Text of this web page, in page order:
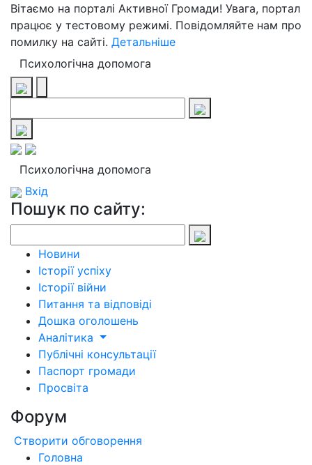
Вітаємо на порталі Активної Громади! Увага, портал
працює у тестовому режимі. Повідомляйте нам про
помилку на сайті. Детальніше
Психологічна допомога
Психологічна допомога
Вхід
Пошук по сайту:
Новини
Історії успіху
Історії війни
Питання та відповіді
Дошка оголошень
Аналітика
Публічні консультації
Паспорт громади
Просвіта
Форум
Створити обговорення
Головна